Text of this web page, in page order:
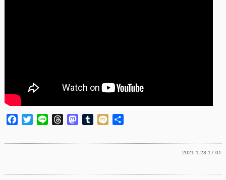
Facebook
TwitterLine ThreadsMastodon
Tumblr
Mixi
2021.1.23 17:01